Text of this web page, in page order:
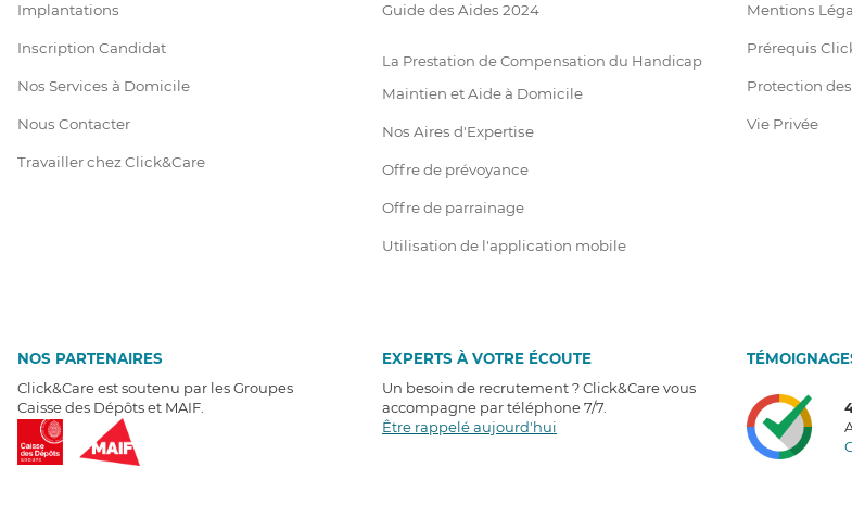
Implantations
Inscription Candidat
Nos Services à Domicile
Nous Contacter
Travailler chez Click&Care
Guide des Aides 2024
La Prestation de Compensation du Handicap
Maintien et Aide à Domicile
Nos Aires d'Expertise
Offre de prévoyance
Offre de parrainage
Utilisation de l'application mobile
Mentions
Prérequis
Protection
Vie Privée
NOS PARTENAIRES
Click&Care est soutenu par les Groupes
Caisse des Dépôts et MAIF.
EXPERTS À VOTRE ÉCOUTE
Un besoin de recrutement ? Click&Care vous
accompagne par téléphone 7/7.
Être rappelé aujourd'hui
TÉ